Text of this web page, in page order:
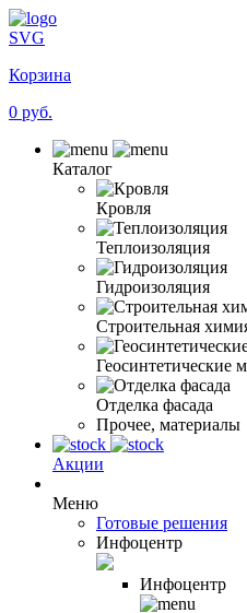
SVG
Корзина
0 руб.
Каталог
Кровля
Теплоизоляция
Гидроизоляция
Строительная
Геосинтетические
Отделка фасада
Прочее, материалы
Акции
Меню
Готовые решения
Инфоцентр
Инфоцентр